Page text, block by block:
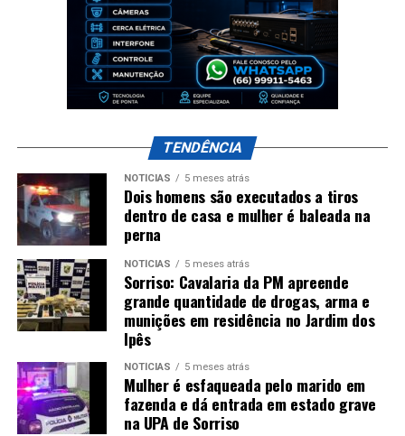
TENDÊNCIA
NOTÍCIAS 5 meses atrás
Dois homens são executados a tiros
dentro de casa e mulher é baleada na
perna
NOTÍCIAS 5 meses atrás
Sorriso: Cavalaria da PM apreende
grande quantidade de drogas, arma e
munições em residência no Jardim dos
Ipês
NOTÍCIAS 5 meses atrás
Mulher é esfaqueada pelo marido em
fazenda e dá entrada em estado grave
na UPA de Sorriso